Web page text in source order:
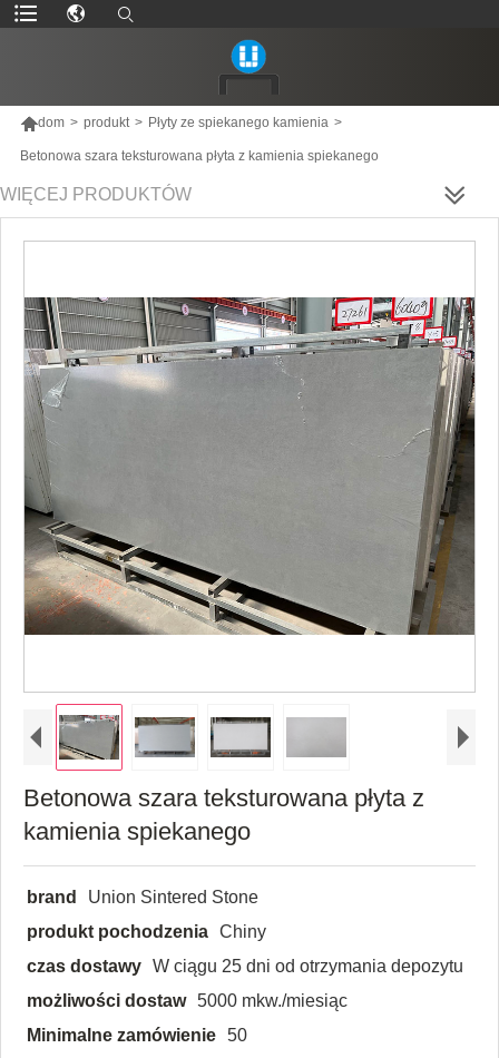
dom > produkt > Płyty ze spiekanego kamienia >
Betonowa szara teksturowana płyta z kamienia spiekanego
WIĘCEJ PRODUKTÓW
Betonowa szara teksturowana płyta z
kamienia spiekanego
brand
Union Sintered Stone
produkt pochodzenia Chiny
czas dostawy W ciągu 25 dni od otrzymania depozytu
możliwości dostaw 5000 mkw./miesiąc
Minimalne zamówienie 50